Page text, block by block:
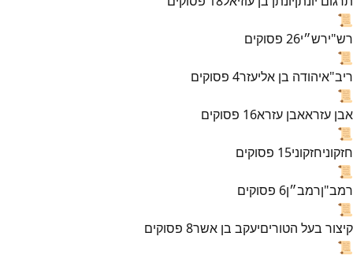
📜
רש"ירש״י26 פסוקים
📜
ריב"איהודה בן אליעזר4 פסוקים
📜
אבן עזראאבן עזרא16 פסוקים
📜
חזקוניחזקוני15 פסוקים
📜
רמב"ןרמב״ן6 פסוקים
📜
קיצור בעל הטוריםיעקב בן אשר8 פסוקים
📜